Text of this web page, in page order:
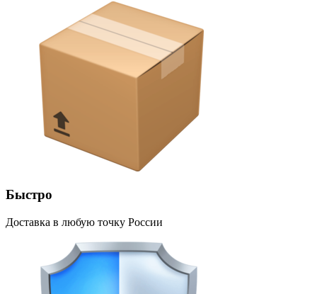
Быстро
Доставка в любую точку России